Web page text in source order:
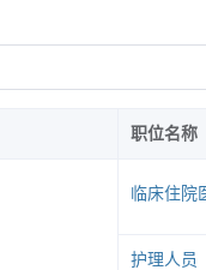
职位名称
临床住院
护理人员